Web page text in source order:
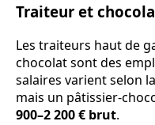
Traiteur et
Les traiteurs haut de
chocolat sont des
salaires varient selon
mais un pâtissier-
900–2 200 € brut.